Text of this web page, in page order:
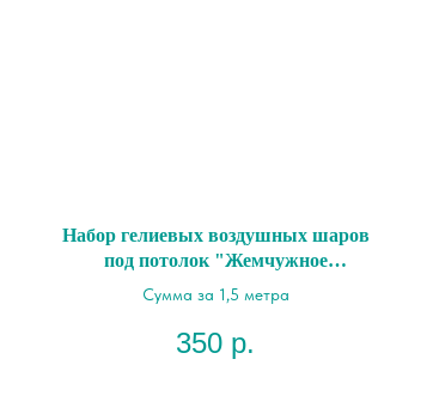
Набор гелиевых воздушных шаров
под потолок "Жемчужное
оформление линколун"
Сумма за 1,5 метра
350 р.